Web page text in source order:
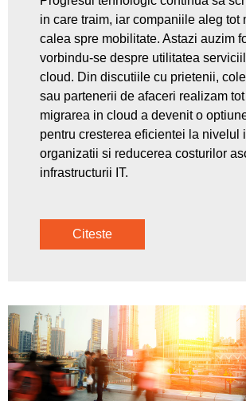
in care traim, iar companiile aleg tot
calea spre mobilitate. Astazi auzim
vorbindu-se despre utilitatea
cloud. Din discutiile cu prietenii,
sau partenerii de afaceri realizam
migrarea in cloud a devenit o
pentru cresterea eficientei la nivelul
organizatii si reducerea costurilor
infrastructurii IT.
Citeste